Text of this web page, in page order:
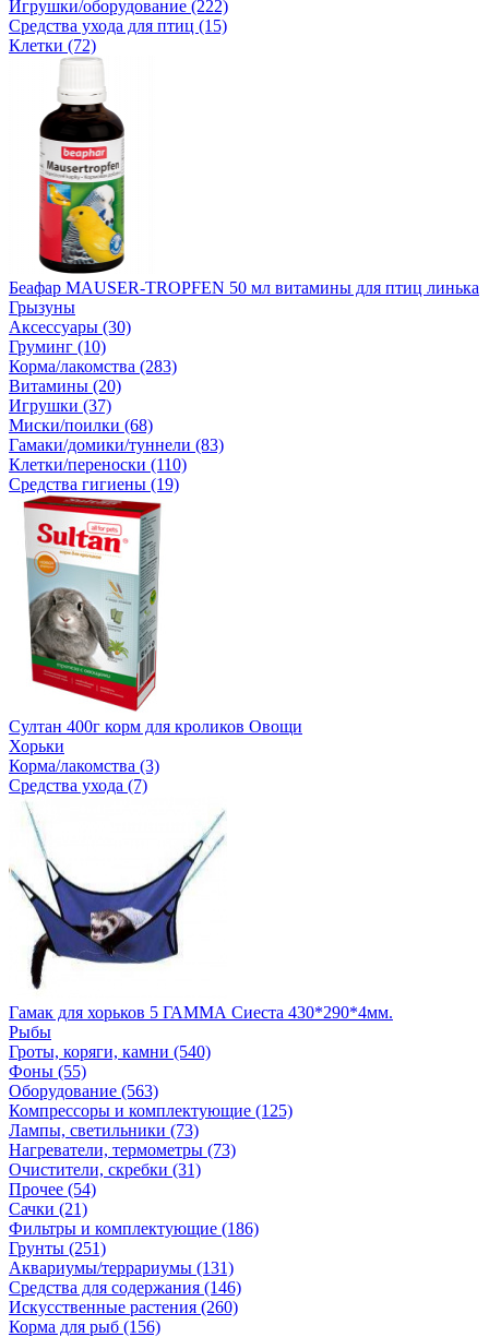
Игрушки/оборудование (222)
Средства ухода для птиц (15)
Клетки (72)
Беафар MAUSER-TROPFEN 50 мл витамины для птиц линька
Грызуны
Аксессуары (30)
Груминг (10)
Корма/лакомства (283)
Витамины (20)
Игрушки (37)
Миски/поилки (68)
Гамаки/домики/туннели (83)
Клетки/переноски (110)
Средства гигиены (19)
Султан 400г корм для кроликов Овощи
Хорьки
Корма/лакомства (3)
Средства ухода (7)
Гамак для хорьков 5 ГАММА Сиеста 430*290*4мм.
Рыбы
Гроты, коряги, камни (540)
Фоны (55)
Оборудование (563)
Компрессоры и комплектующие (125)
Лампы, светильники (73)
Нагреватели, термометры (73)
Очистители, скребки (31)
Прочее (54)
Сачки (21)
Фильтры и комплектующие (186)
Грунты (251)
Аквариумы/террариумы (131)
Средства для содержания (146)
Искусственные растения (260)
Корма для рыб (156)